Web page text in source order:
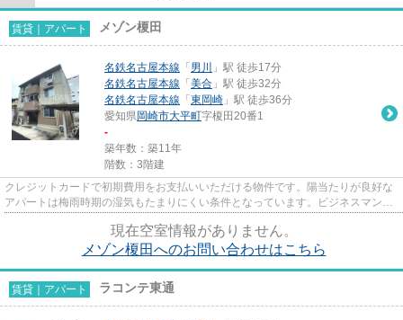
賃貸｜アパート メゾン榎田
名鉄名古屋本線 「 男川
」駅 徒歩17分
名鉄名古屋本線 「 美合 」駅 徒歩32分
名鉄名古屋本線 「 東岡崎 」駅 徒歩36分
愛知県岡崎市大平町字榎田20番1
-
築年数：築11年
階数：3階建
クレジットカードで初期費用をお支払いいただける物件です。陽当たりが良好な
アパートは梅雨時期の湿気もたまりにくい条件となっています。ビジネスマンに
現在空室情報がありません。
メゾン榎田へのお問い合わせはこちら
賃貸｜アパート ラコンテ東通